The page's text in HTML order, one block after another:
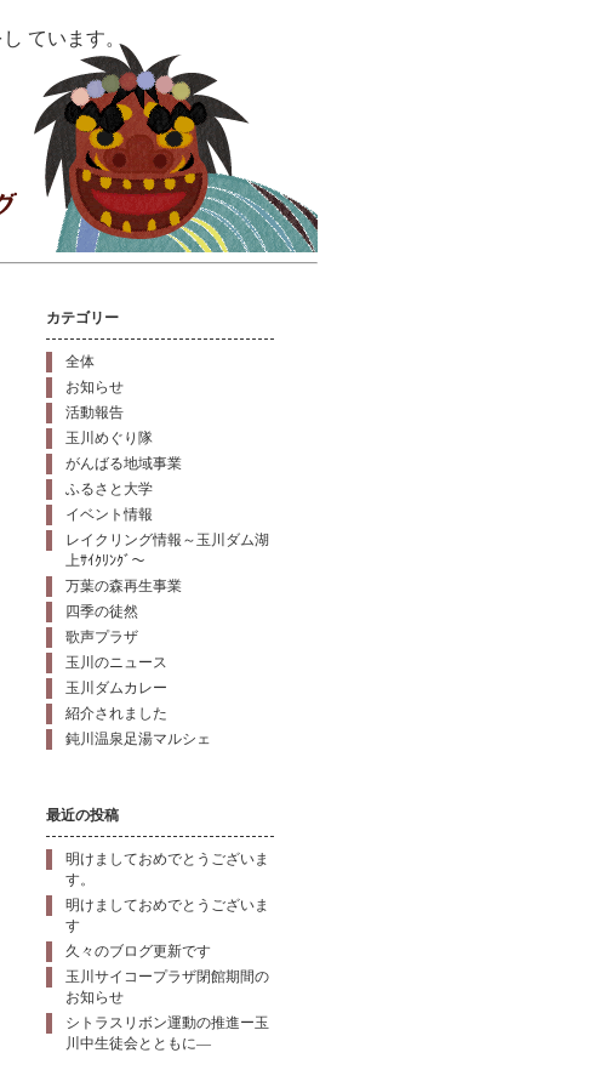
ています。
カテゴリー
全体
お知らせ
活動報告
玉川めぐり隊
がんばる地域事業
ふるさと大学
イベント情報
レイクリング情報～玉川ダム湖
上ｻｲｸﾘﾝｸﾞ～
万葉の森再生事業
四季の徒然
歌声プラザ
玉川のニュース
玉川ダムカレー
紹介されました
鈍川温泉足湯マルシェ
最近の投稿
明けましておめでとうございま
す。
明けましておめでとうございま
す
久々のブログ更新です
玉川サイコープラザ閉館期間の
お知らせ
シトラスリボン運動の推進ー玉
川中生徒会とともに―